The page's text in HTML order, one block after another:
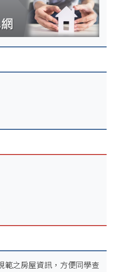
範之房屋資訊，方便同學查